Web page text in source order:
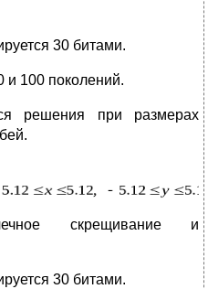
30 битами.
и 100 поколений.
решения при размерах
скрещивание и
30 битами.